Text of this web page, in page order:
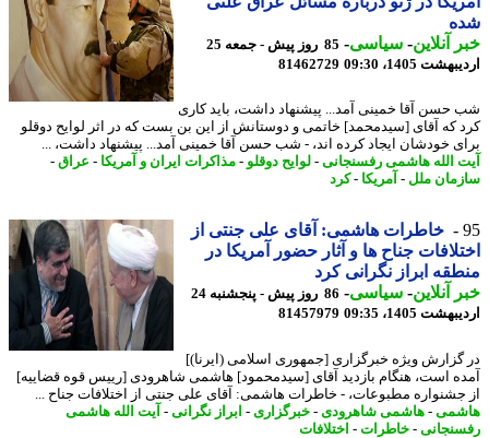
آنلاین-سیاسی-
85 روز پیش - جمعه 25
1405، 09:30
81462729
آقا خمینی آمد... پیشنهاد داشت، باید کاری
که آقای [سیدمحمد] خاتمی و دوستانش از این بن بست که در اثر لوایح دوقلو
خودشان ایجاد کرده اند، - شب حسن آقا خمینی آمد... پیشنهاد داشت، ...
الله هاشمی رفسنجانی-لوایح دوقلو-مذاکرات ایران و آمریکا- عراق-
ملل -آمریکا- کرد
خاطرات هاشمی: آقای علی جنتی از
جناح ها و آثار حضور آمریکا در
ابراز نگرانی کرد
آنلاین-سیاسی-
86 روز پیش - پنجشنبه 24
1405، 09:35
81457979
ویژه خبرگزاری [جمهوری اسلامی (ایرنا)]
است، هنگام بازدید آقای [سیدمحمود] هاشمی شاهرودی [رییس قوه قضاییه]
مطبوعات، - خاطرات هاشمی: آقای علی جنتی از اختلافات جناح ...
-هاشمی شاهرودی -خبرگزاری - ابراز نگرانی- آیت الله هاشمی
-خاطرات- اختلافات